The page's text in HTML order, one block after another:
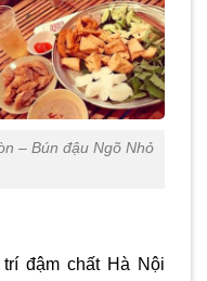
– Bún đậu Ngõ Nhỏ
đậm chất Hà Nội